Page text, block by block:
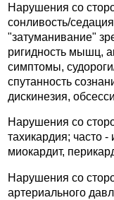
Нарушения со
сонливость/
"затуманивание"
ригидность мышц,
симптомы,
спутанность
дискинезия,
Нарушения со
тахикардия; часто
миокардит,
Нарушения со
артериального